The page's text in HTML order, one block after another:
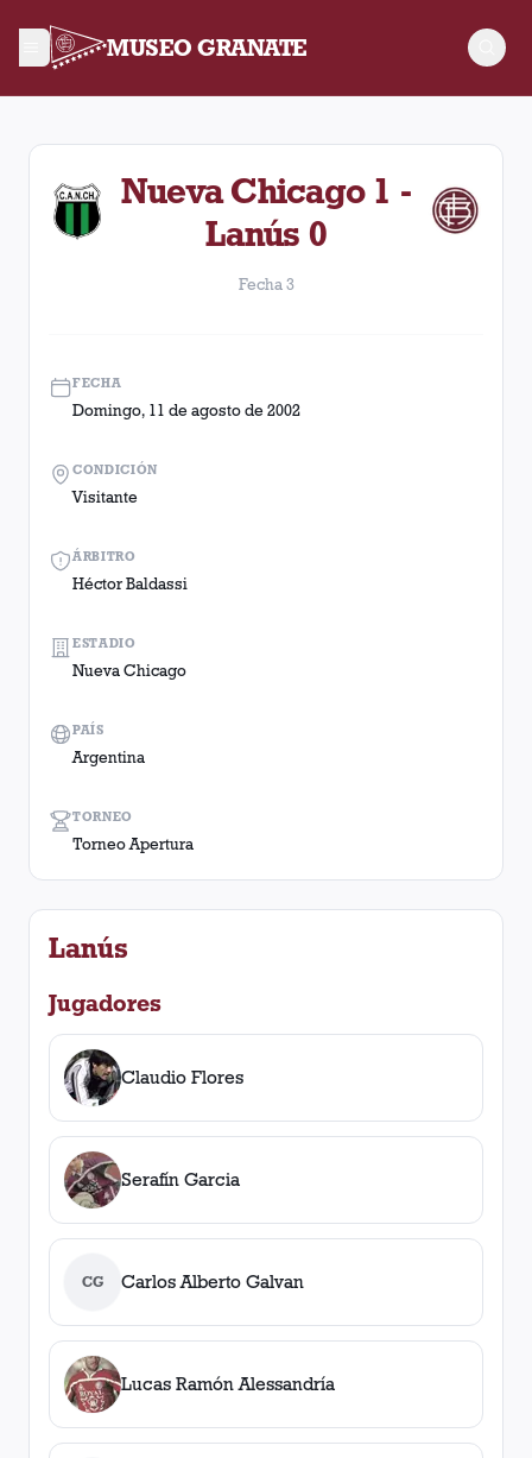
MUSEO GRANATE
Fecha 3. Partido entre Lanús y Nueva Chicago disputado
Nueva Chicago 1 -
Lanús 0
Fecha 3
FECHA
Domingo, 11 de agosto de 2002
ÁRBITRO
Héctor Baldassi
TORNEO
Torneo Apertura
CONDICIÓN
Visitante
ESTADIO
Nueva Chicago
PAÍS
Argentina
Lanús
Jugadores
Claudio Flores
Serafín Garcia
CG Carlos Alberto Galvan
Lucas Ramón Alessandría